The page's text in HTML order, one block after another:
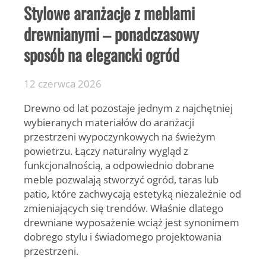
Stylowe aranżacje z meblami
drewnianymi – ponadczasowy
sposób na elegancki ogród
12 czerwca 2026
Drewno od lat pozostaje jednym z najchętniej
wybieranych materiałów do aranżacji
przestrzeni wypoczynkowych na świeżym
powietrzu. Łączy naturalny wygląd z
funkcjonalnością, a odpowiednio dobrane
meble pozwalają stworzyć ogród, taras lub
patio, które zachwycają estetyką niezależnie od
zmieniających się trendów. Właśnie dlatego
drewniane wyposażenie wciąż jest synonimem
dobrego stylu i świadomego projektowania
przestrzeni.